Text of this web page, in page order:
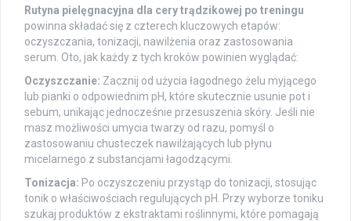
Rutyna pielęgnacyjna dla cery trądzikowej po treningu
powinna składać się z czterech kluczowych etapów:
oczyszczania, tonizacji, nawilżenia oraz zastosowania
serum. Oto, jak każdy z tych kroków powinien wyglądać:
Oczyszczanie: Zacznij od użycia łagodnego żelu myjącego
lub pianki o odpowiednim pH, które skutecznie usunie pot i
sebum, unikając jednocześnie przesuszenia skóry. Jeśli nie
masz możliwości umycia twarzy od razu, pomyśl o
zastosowaniu chusteczek nawilżających lub płynu
micelarnego z substancjami łagodzącymi.
Tonizacja: Po oczyszczeniu przystąp do tonizacji, stosując
tonik o właściwościach regulujących pH. Przy wyborze toniku
szukaj produktów z ekstraktami roślinnymi, które pomagają